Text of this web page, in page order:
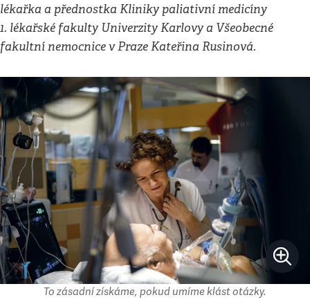
lékařka a přednostka Kliniky paliativní medicíny
1. lékařské fakulty Univerzity Karlovy a Všeobecné
fakultní nemocnice v Praze Kateřina Rusinová.
To zásadní získáme, pokud umíme klást otázky.